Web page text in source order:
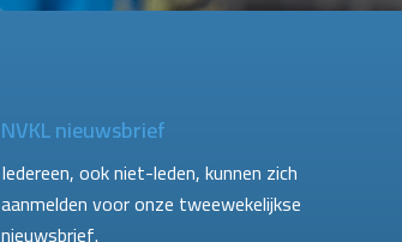
NVKL nieuwsbrief
Iedereen, ook niet-leden, kunnen zich
aanmelden voor onze tweewekelijkse
nieuwsbrief.